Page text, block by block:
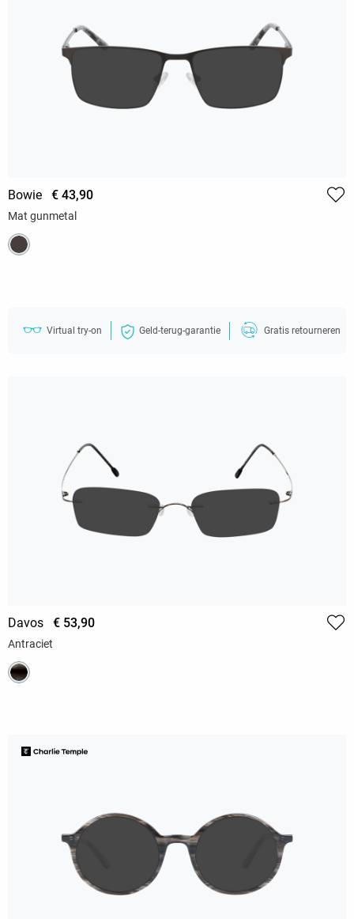
Bowie € 43,90
Mat gunmetal
Virtual try-on Geld-terug-garantie Gratis retourneren
Davos € 53,90
Antraciet